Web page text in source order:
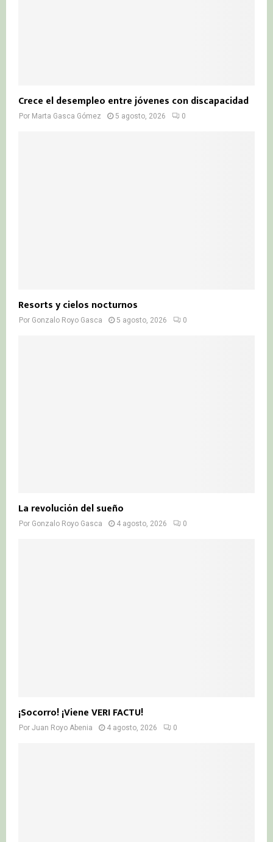
Crece el desempleo entre jóvenes con discapacidad
Por Marta Gasca Gómez 5 agosto, 2026 0
Resorts y cielos nocturnos
Por Gonzalo Royo Gasca 5 agosto, 2026 0
La revolución del sueño
Por Gonzalo Royo Gasca 4 agosto, 2026 0
¡Socorro! ¡Viene VERI FACTU!
Por Juan Royo Abenia 4 agosto, 2026 0